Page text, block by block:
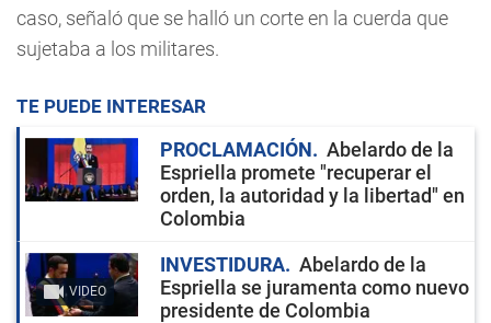
caso, señaló que se halló un corte en la cuerda que
sujetaba a los militares.
TE PUEDE INTERESAR
PROCLAMACIÓN
Abelardo de la
Espriella promete "recuperar el
orden, la autoridad y la libertad" en
Colombia
VIDEO
INVESTIDURA
Abelardo de la
Espriella se juramenta como nuevo
presidente de Colombia